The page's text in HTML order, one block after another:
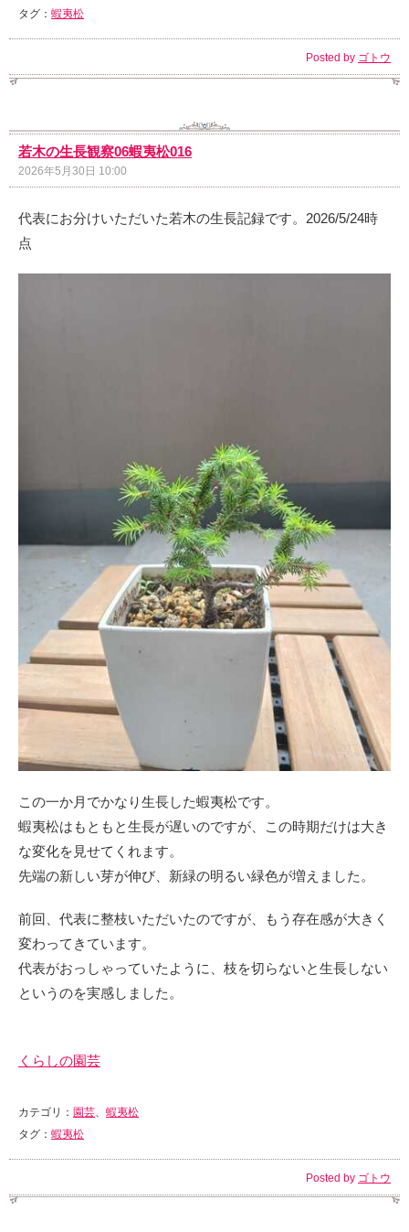
タグ： 蝦夷松
Posted by ゴトウ
若木の生長観察06蝦夷松016
2026年5月30日 10:00
代表にお分けいただいた若木の生長記録です。2026/5/24時
点
この一か月でかなり生長した蝦夷松です。
蝦夷松はもともと生長が遅いのですが、この時期だけは大き
な変化を見せてくれます。
先端の新しい芽が伸び、新緑の明るい緑色が増えました。
前回、代表に整枝いただいたのですが、もう存在感が大きく
変わってきています。
代表がおっしゃっていたように、枝を切らないと生長しない
というのを実感しました。
くらしの園芸
カテゴリ： 園芸
蝦夷松
タグ： 蝦夷松
Posted by ゴトウ